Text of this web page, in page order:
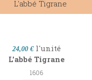
24,00 € l'unité
L'abbé Tigrane
1606